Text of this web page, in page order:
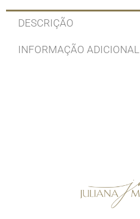
DESCRIÇÃO
INFORMAÇÃO ADICIONAL